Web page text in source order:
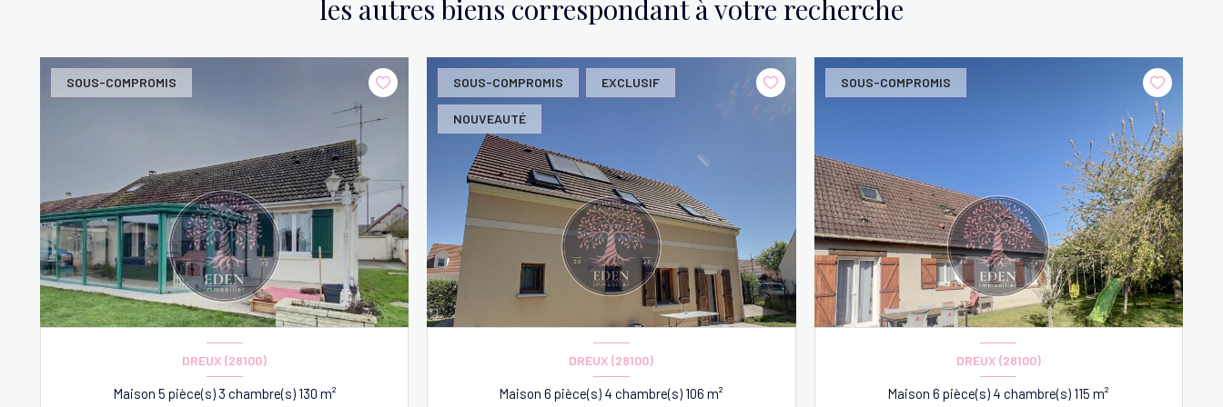
les autres biens correspondant à votre recherche
SOUS-COMPROMIS
DREUX (28100)
Maison 5 pièce(s) 3 chambre(s) 130 m²
SOUS-COMPROMIS EXCLUSIF
NOUVEAUTÉ
DREUX (28100)
Maison 6 pièce(s) 4 chambre(s) 106 m²
SOUS-COMPROMIS
DREUX (28100)
Maison 6 pièce(s) 4 chambre(s) 115 m²